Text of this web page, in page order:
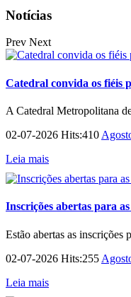
Notícias
Prev Next
Catedral convida os fiéis
A Catedral Metropolitana
02-07-2026 Hits:410
Leia mais
Inscrições abertas para
Estão abertas as
02-07-2026 Hits:255
Leia mais